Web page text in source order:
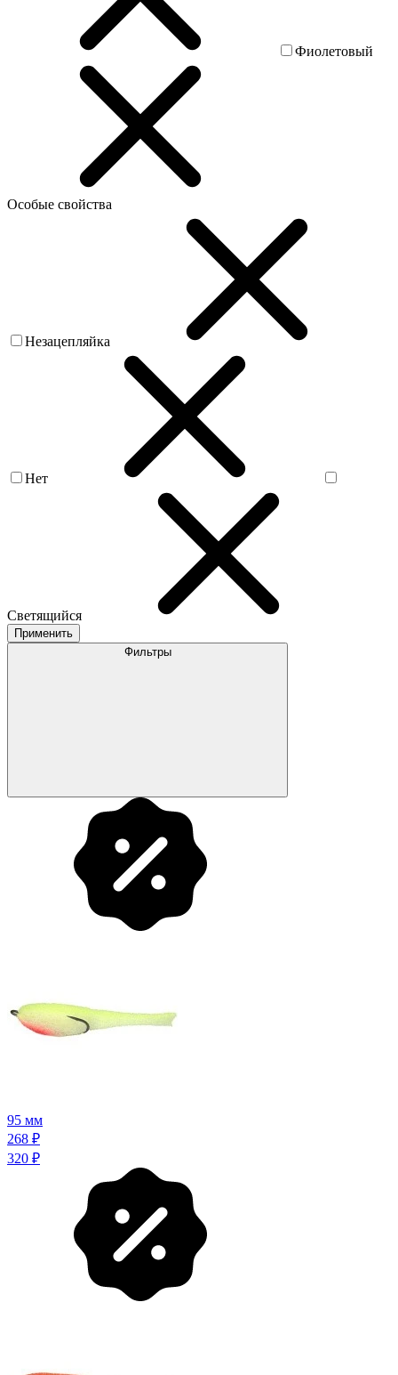
Фиолетовый
Особые свойства
Незацепляйка
Нет
Светящийся
Применить
Фильтры
95 мм
268 ₽
320 ₽